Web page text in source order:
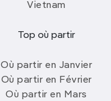
Vietnam
Top où partir
Où partir en Janvier
Où partir en Février
Où partir en Mars